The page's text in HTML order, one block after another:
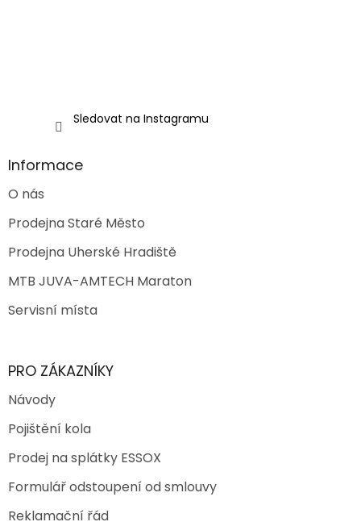
Sledovat na Instagramu
Informace
O nás
Prodejna Staré Město
Prodejna Uherské Hradiště
MTB JUVA-AMTECH Maraton
Servisní místa
PRO ZÁKAZNÍKY
Návody
Pojištění kola
Prodej na splátky ESSOX
Formulář odstoupení od smlouvy
Reklamační řád